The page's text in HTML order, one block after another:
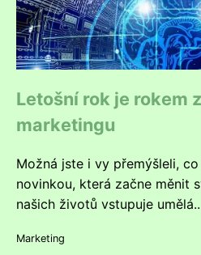
Letošní rok je rokem
marketingu
Možná jste i vy přemýšleli,
novinkou, která začne měnit
našich životů vstupuje
Marketing